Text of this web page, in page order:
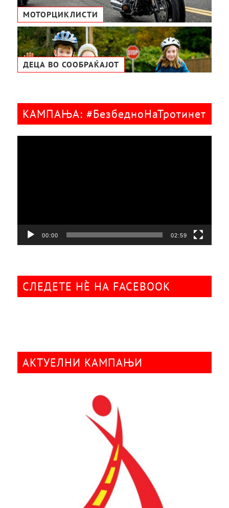
МОТОРЦИКЛИСТИ
ДЕЦА ВО СООБРАЌАЈОТ
КАМПАЊА: #БезбедноНаТротинет
00:00 02:59
СЛЕДЕТЕ НÈ НА FACEBOOK
АКТУЕЛНИ КАМПАЊИ